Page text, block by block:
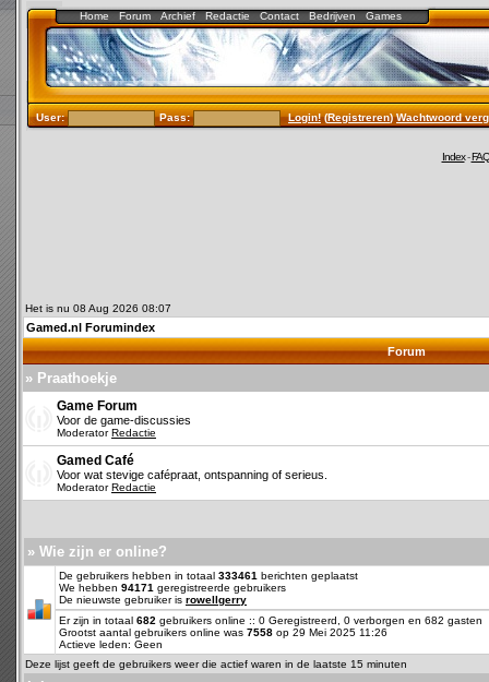
Home Forum Archief Redactie Contact Bedrijven Games
User: Pass: Login!(Registreren)Wachtwoord
Index-FAQ
Het is nu 08 Aug 2026 08:07
Gamed.nl Forumindex
Forum
» Praathoekje
Game Forum
Voor de game-discussies
ModeratorRedactie
Gamed Café
Voor wat stevige cafépraat, ontspanning of serieus.
ModeratorRedactie
» Wie zijn er online?
De gebruikers hebben in totaal 333461 berichten geplaatst
We hebben 94171 geregistreerde gebruikers
De nieuwste gebruiker is rowellgerry
Er zijn in totaal 682 gebruikers online :: 0 Geregistreerd, 0 verborgen en 682
Grootst aantal gebruikers online was 7558 op 29 Mei 2025 11:26
Actieve leden: Geen
Deze lijst geeft de gebruikers weer die actief waren in de laatste 15 minuten